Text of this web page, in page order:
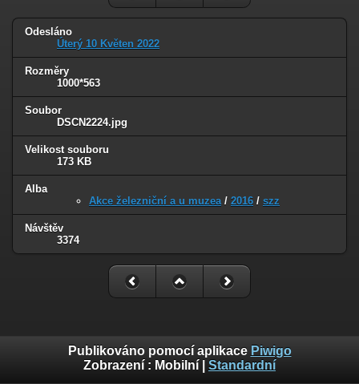
Odesláno
Úterý 10 Květen 2022
Rozměry
1000*563
Soubor
DSCN2224.jpg
Velikost souboru
173 KB
Alba
Akce železniční a u muzea / 2016 / szz
Návštěv
3374
Publikováno pomocí aplikace Piwigo
Zobrazení : Mobilní Standardní